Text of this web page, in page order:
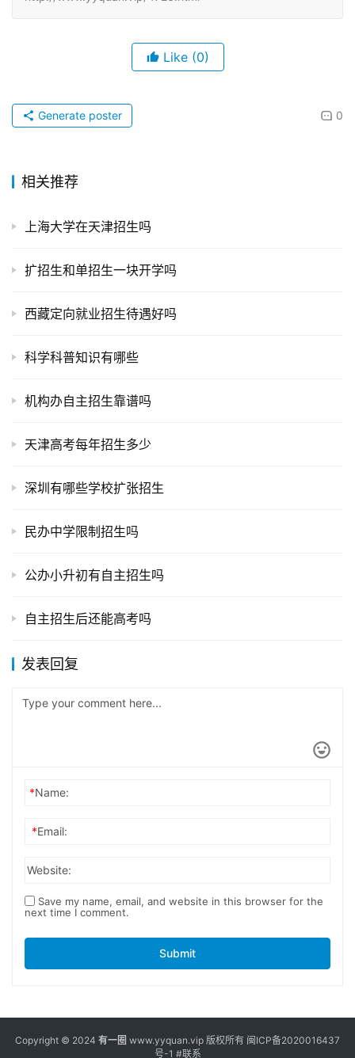
Like (0)
0
Generate poster
相关推荐
上海大学在天津招生吗
扩招生和单招生一块开学吗
西藏定向就业招生待遇好吗
科学科普知识有哪些
机构办自主招生靠谱吗
天津高考每年招生多少
深圳有哪些学校扩张招生
民办中学限制招生吗
公办小升初有自主招生吗
自主招生后还能高考吗
发表回复
*Name:
*Email:
Website:
Save my name, email, and website in this browser for the
next time I comment.
Submit
Copyright © 2024 有一圈 www.yyquan.vip 版权所有 闽ICP备2020016437
号-1 #联系